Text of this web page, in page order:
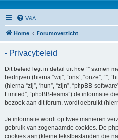
V&A
Home Forumoverzicht
- Privacybeleid
Dit beleid legt in detail uit hoe “” samen
bedrijven (hierna “wij”, “ons”, “onze”, “”,
(hierna “zij”, “hun”, “zijn”, “phpBB-
Limited”, “phpBB-teams”) de informatie
bezoek aan dit forum, wordt gebruikt
Je informatie wordt op twee manieren
gebruik van zogenaamde cookies. De
cookies aan (kleine tekstbestanden die